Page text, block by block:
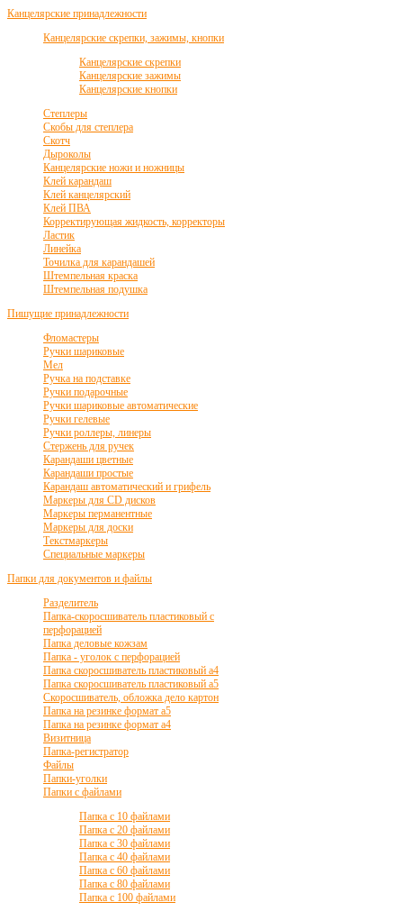
Канцелярские принадлежности
Канцелярские скрепки, зажимы, кнопки
Канцелярские скрепки
Канцелярские зажимы
Канцелярские кнопки
Степлеры
Скобы для степлера
Скотч
Дыроколы
Канцелярские ножи и ножницы
Клей карандаш
Клей канцелярский
Клей ПВА
Корректирующая жидкость, корректоры
Ластик
Линейка
Точилка для карандашей
Штемпельная краска
Штемпельная подушка
Пишущие принадлежности
Фломастеры
Ручки шариковые
Мел
Ручка на подставке
Ручки подарочные
Ручки шариковые автоматические
Ручки гелевые
Ручки роллеры, линеры
Стержень для ручек
Карандаши цветные
Карандаши простые
Карандаш автоматический и грифель
Маркеры для CD дисков
Маркеры перманентные
Маркеры для доски
Текстмаркеры
Специальные маркеры
Папки для документов и файлы
Разделитель
Папка-скоросшиватель пластиковый с
перфорацией
Папка деловые кожзам
Папка - уголок с перфорацией
Папка скоросшиватель пластиковый а4
Папка скоросшиватель пластиковый а5
Скоросшиватель, обложка дело картон
Папка на резинке формат а5
Папка на резинке формат а4
Визитница
Папка-регистратор
Файлы
Папки-уголки
Папки с файлами
Папка с 10 файлами
Папка с 20 файлами
Папка с 30 файлами
Папка с 40 файлами
Папка с 60 файлами
Папка с 80 файлами
Папка с 100 файлами